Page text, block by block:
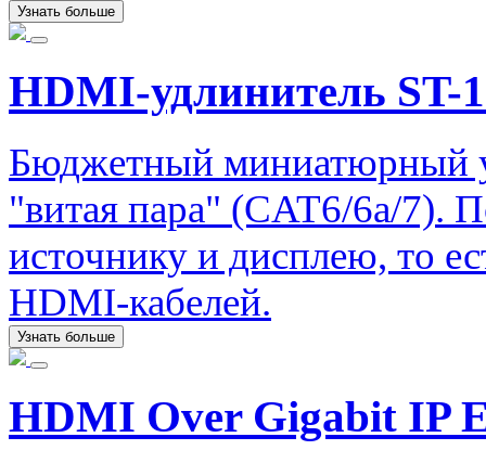
Узнать больше
HDMI-удлинитель
Бюджетный миниатюрный
"витая пара" (CAT6/6a/7).
источнику и дисплею, то
HDMI-кабелей.
Узнать больше
HDMI Over Gigabit IP